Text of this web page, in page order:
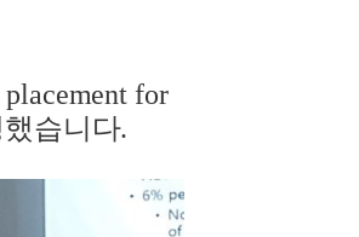
for
했습니다.